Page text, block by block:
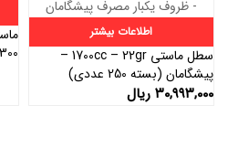
اطلاعات بیشتر
سطل ماستی 1700cc – 22gr –
پیشگامان (بسته 250 عددی)
۳۰,۹۹۳,۰۰۰ ریال
300 عددی)